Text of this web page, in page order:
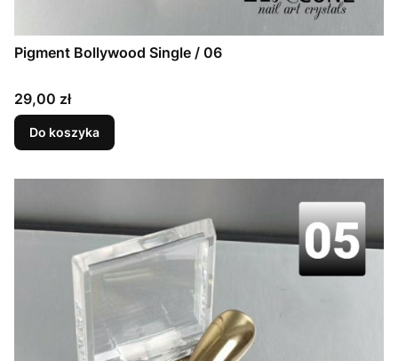
Pigment Bollywood Single / 06
Cena
29,00 zł
Do koszyka